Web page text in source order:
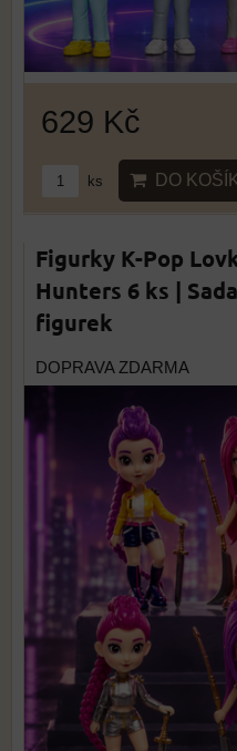
629 Kč
ks DO
Figurky K-Pop
Hunters 6 ks |
figurek
DOPRAVA ZDARMA